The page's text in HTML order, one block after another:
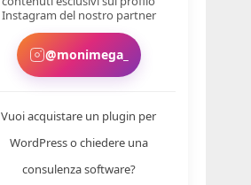
Instagram del nostro partner
@monimega_
Vuoi acquistare un plugin per
WordPress o chiedere una
consulenza software?